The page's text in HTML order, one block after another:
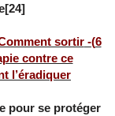
[24]
Comment sortir
contre ce
?
pour se protéger